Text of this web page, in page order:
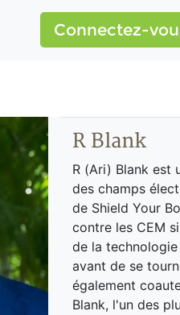
Connectez-
R Blank
R (Ari) Blank est
des champs
de Shield Your
contre les CEM
de la
avant de se
également
Blank, l'un des